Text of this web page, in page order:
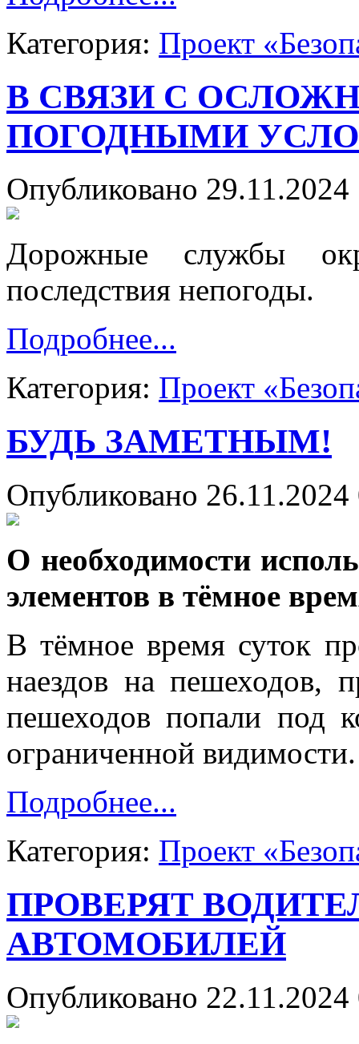
Категория: Проект
В СВЯЗИ С
ПОГОДНЫМИ
Опубликовано 29.11.2024
Дорожные службы
последствия непогоды.
Подробнее...
Категория: Проект
БУДЬ ЗАМЕТНЫМ!
Опубликовано 26.11.2024
О необходимости
элементов в тёмное
В тёмное время суток
наездов на пешеходов,
пешеходов попали под
ограниченной видимости.
Подробнее...
Категория: Проект
ПРОВЕРЯТ
АВТОМОБИЛЕЙ
Опубликовано 22.11.2024